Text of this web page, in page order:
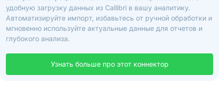
удобную загрузку данных из Callibri в вашу аналитику.
Автоматизируйте импорт, избавьтесь от ручной обработки и
мгновенно используйте актуальные данные для отчетов и
глубокого анализа.
Узнать больше про этот коннектор